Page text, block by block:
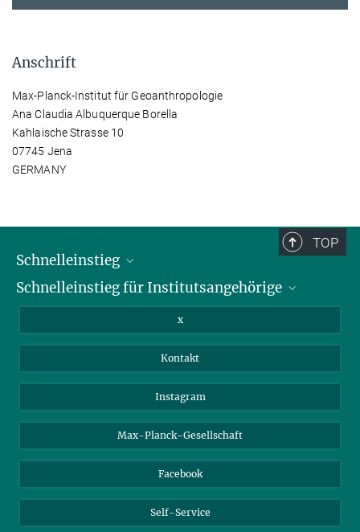
Anschrift
Max-Planck-Institut für Geoanthropologie
Ana Claudia Albuquerque Borella
Kahlaische Strasse 10
07745 Jena
GERMANY
TOP
Schnelleinstieg
Bibliothek
Schnelleinstieg für Institutsangehörige
Nextcloud
x
Kontakt
Instagram
Max-Planck-Gesellschaft
Facebook
Self-Service